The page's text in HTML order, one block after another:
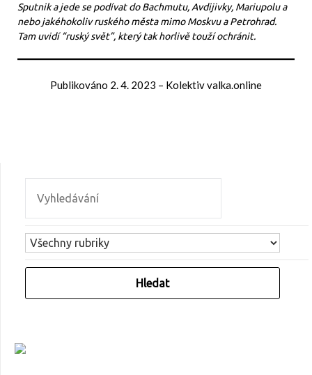
Sputnik a jede se podívat do Bachmutu, Avdijivky, Mariupolu a
nebo jakéhokoliv ruského města mimo Moskvu a Petrohrad.
Tam uvidí “ruský svět”, který tak horlivě touží ochránit.
Publikováno 2. 4. 2023 – Kolektiv valka.online